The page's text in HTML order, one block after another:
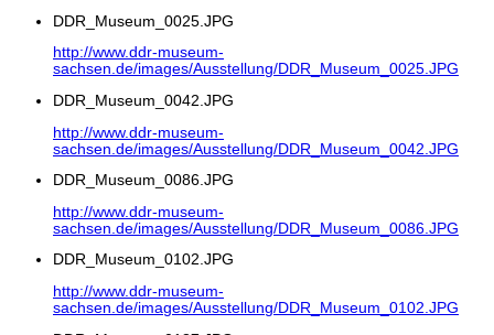
DDR_Museum_0025.JPG
http://www.ddr-museum-
sachsen.de/images/Ausstellung/DDR_Museum_0025.JPG
DDR_Museum_0042.JPG
http://www.ddr-museum-
sachsen.de/images/Ausstellung/DDR_Museum_0042.JPG
DDR_Museum_0086.JPG
http://www.ddr-museum-
sachsen.de/images/Ausstellung/DDR_Museum_0086.JPG
DDR_Museum_0102.JPG
http://www.ddr-museum-
sachsen.de/images/Ausstellung/DDR_Museum_0102.JPG